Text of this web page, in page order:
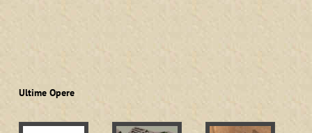
Ultime Opere